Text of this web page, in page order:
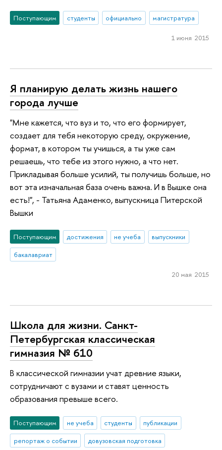
Поступающим студенты официально магистратура
1 июня 2015
Я планирую делать жизнь нашего
города лучше
"Мне кажется, что вуз и то, что его формирует,
создает для тебя некоторую среду, окружение,
формат, в котором ты учишься, а ты уже сам
решаешь, что тебе из этого нужно, а что нет.
Прикладывая больше усилий, ты получишь больше, но
вот эта изначальная база очень важна. И в Вышке она
есть!", - Татьяна Адаменко, выпускница Питерской
Вышки
Поступающим достижения не учеба
выпускники
бакалавриат
20 мая 2015
Школа для жизни. Санкт-
Петербургская классическая
гимназия № 610
В классической гимназии учат древние языки,
сотрудничают с вузами и ставят ценность
образования превыше всего.
Поступающим не учеба студенты
публикации
репортаж о событии
довузовская подготовка